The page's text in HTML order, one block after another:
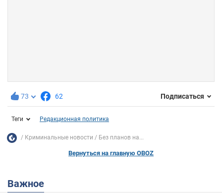
73 62 Подписаться
Теги Редакционная политика
Криминальные новости Без планов на...
Вернуться на главную OBOZ
Важное